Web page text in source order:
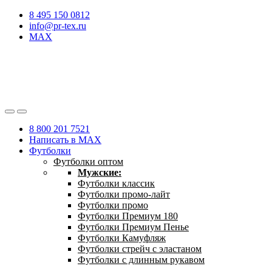
8 495 150 0812
info@pr-tex.ru
MAX
8 800 201 7521
Написать в MAX
Футболки
Футболки оптом
Мужские:
Футболки классик
Футболки промо-лайт
Футболки промо
Футболки Премиум 180
Футболки Премиум Пенье
Футболки Камуфляж
Футболки стрейч с эластаном
Футболки с длинным рукавом